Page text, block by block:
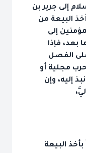
إلى جرير بن
البيعة من
إلى
بعد، فإذا
الفصل
حرب مجلية أو
إليه، وإن
بأخذ البيعة